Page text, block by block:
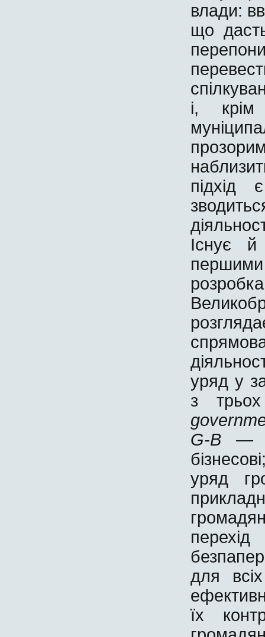
влади:
що
і,
підхід
Існує й
уряд у
з
G-B
уряд
для
їх